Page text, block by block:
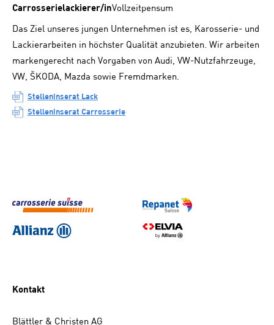
Carrosserielackierer/inVollzeitpensum
Das Ziel unseres jungen Unternehmen ist es, Karosserie- und
Lackierarbeiten in höchster Qualität anzubieten. Wir arbeiten
markengerecht nach Vorgaben von Audi, VW-Nutzfahrzeuge,
VW, ŠKODA, Mazda sowie Fremdmarken.
Stelleninserat Lack
Stelleninserat Carrosserie
Kontakt
Blättler & Christen AG